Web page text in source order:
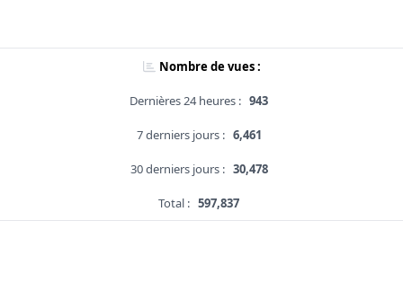
Nombre de vues :
Dernières 24 heures : 943
7 derniers jours : 6,461
30 derniers jours : 30,478
Total : 597,837